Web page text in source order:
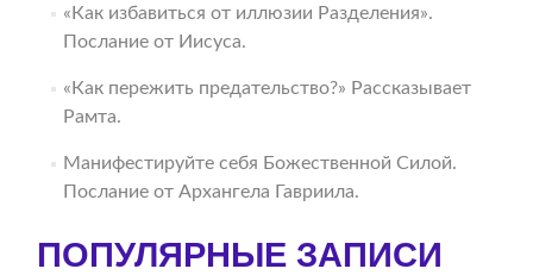
«Как избавиться от иллюзии Разделения».
Послание от Иисуса.
«Как пережить предательство?» Рассказывает
Рамта.
Манифестируйте себя Божественной Силой.
Послание от Архангела Гавриила.
ПОПУЛЯРНЫЕ ЗАПИСИ